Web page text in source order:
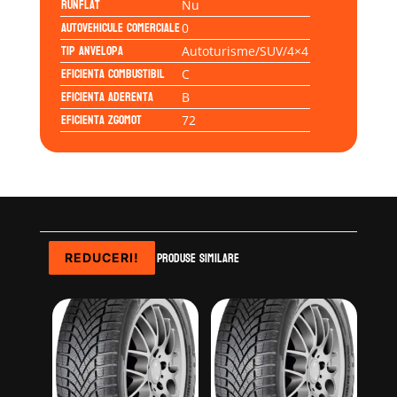
Runflat Nu
Autovehicule comerciale0
Tip anvelopa Autoturisme/SUV/4×4
Eficienta Combustibil C
Eficienta Aderenta B
Eficienta Zgomot 72
Produse similare
REDUCERI!
REDUCERI!
REDUCERI!
REDUCERI!